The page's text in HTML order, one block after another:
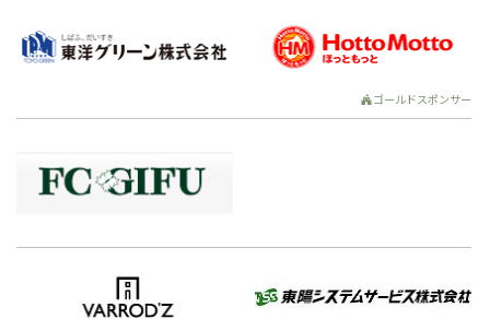
ゴールドスポンサー